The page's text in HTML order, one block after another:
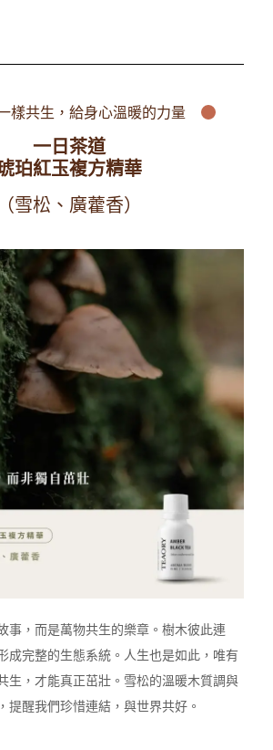
樣共生， 給身心溫暖的力量
一日茶道
珀紅玉複方精華
（雪松、廣藿香）
事，而是萬物共生的樂章。樹木彼此連
成完整的生態系統。人生也是如此，唯有
生，才能真正茁壯。雪松的溫暖木質調與
提醒我們珍惜連結，與世界共好。